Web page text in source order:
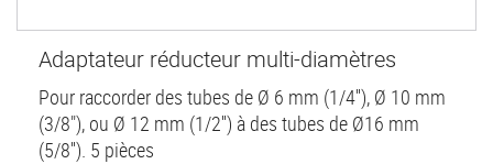
Adaptateur réducteur multi-diamètres
Pour raccorder des tubes de Ø 6 mm (1/4''), Ø 10 mm
(3/8"), ou Ø 12 mm (1/2'') à des tubes de Ø16 mm
(5/8''). 5 pièces